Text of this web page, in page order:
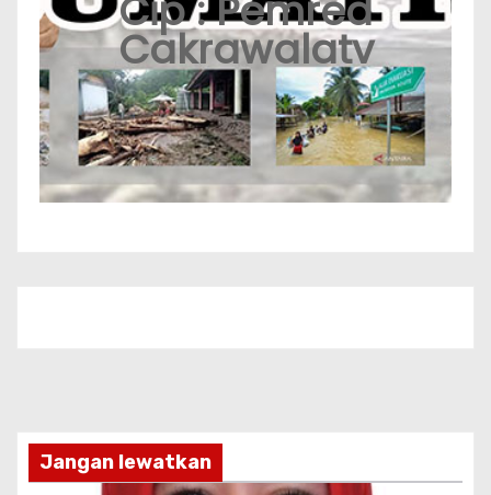
Cip : Pemred
Cakrawalatv
Jangan lewatkan